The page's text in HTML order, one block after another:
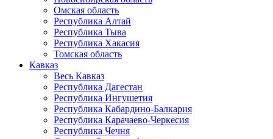
Омская область
Республика Алтай
Республика Тыва
Республика Хакасия
Томская область
Кавказ
Весь Кавказ
Республика Дагестан
Республика Ингушетия
Республика Кабардино-Балкария
Республика Карачаево-Черкесия
Республика Чечня